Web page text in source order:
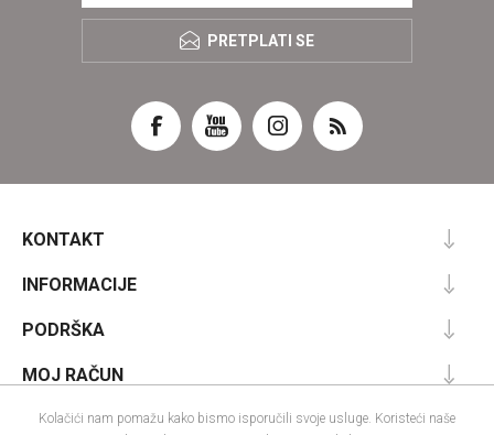
PRETPLATI SE
KONTAKT
INFORMACIJE
PODRŠKA
MOJ RAČUN
Kolačići nam pomažu kako bismo isporučili svoje usluge. Koristeći naše